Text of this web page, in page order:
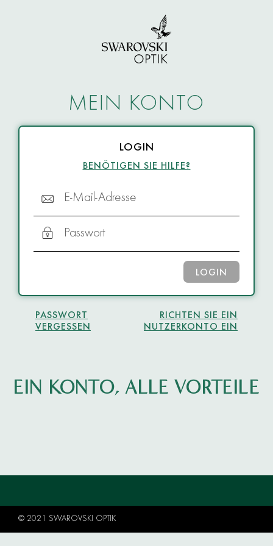
MEIN KONTO
LOGIN
BENÖTIGEN SIE HILFE?
E-Mail-Adresse
Passwort
LOGIN
PASSWORT
VERGESSEN
RICHTEN SIE EIN
NUTZERKONTO EIN
EIN KONTO, ALLE VORTEILE
© 2021 SWAROVSKI OPTIK